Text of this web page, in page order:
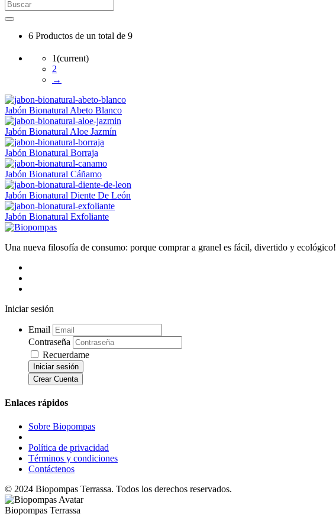
6 Productos de un total de 9
1(current)
2
→
Jabón Bionatural Abeto Blanco
Jabón Bionatural Aloe Jazmín
Jabón Bionatural Borraja
Jabón Bionatural Cáñamo
Jabón Bionatural Diente De León
Jabón Bionatural Exfoliante
Una nueva filosofía de consumo: porque comprar a granel es fácil, divertido y ecológico!
Iniciar sesión
Email
Contraseña
Recuerdame
Iniciar sesión
Crear Cuenta
Enlaces rápidos
Sobre Biopompas
Política de privacidad
Términos y condiciones
Contáctenos
© 2024 Biopompas Terrassa. Todos los derechos reservados.
Biopompas Terrassa